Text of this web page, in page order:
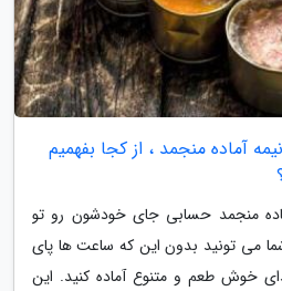
آماده منجمد ، از کجا بفهمیم
منجمد حسابی جای خودشون رو تو
می تونید بدون این که ساعت ها پای
خوش طعم و متنوع آماده کنید. این